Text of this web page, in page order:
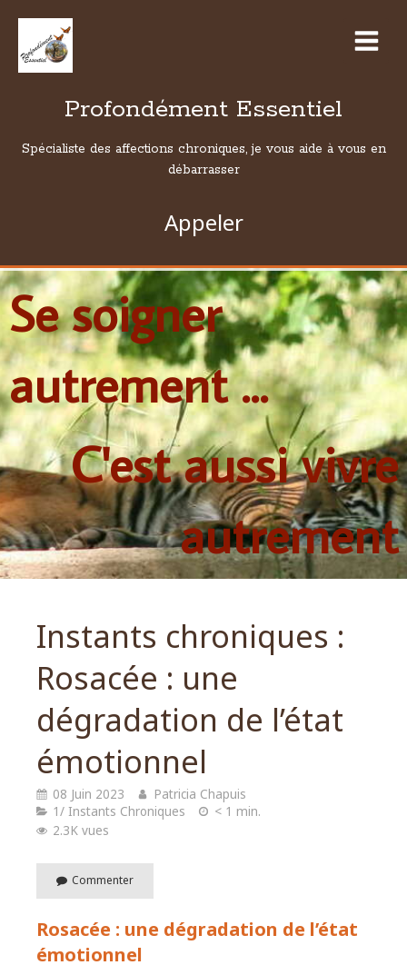
Profondément Essentiel
Spécialiste des affections chroniques, je vous aide à vous en
débarrasser
Appeler
Se soigner
autrement ...
C'est aussi vivre
autrement
Instants chroniques :
Rosacée : une
dégradation de l’état
émotionnel
08 Juin 2023
Patricia Chapuis
1/ Instants Chroniques
< 1 min.
2.3K vues
Commenter
Rosacée : une dégradation de l’état
émotionnel